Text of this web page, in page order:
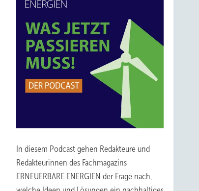
In diesem Podcast gehen Redakteure und
Redakteurinnen des Fachmagazins
ERNEUERBARE ENERGIEN der Frage nach,